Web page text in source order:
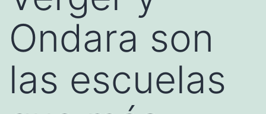
Ondara son
las escuelas